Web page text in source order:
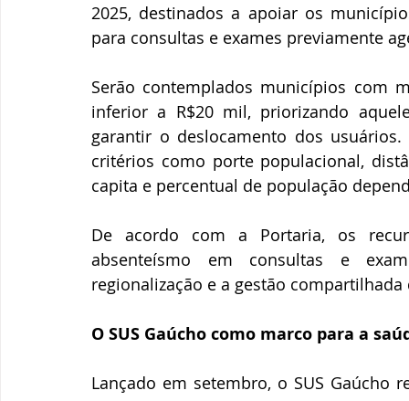
2025, destinados a apoiar os
para consultas e exames previamente
Serão contemplados municípios com
inferior a R$20 mil, priorizando
garantir o deslocamento dos
critérios como porte populacional,
capita e percentual de população
De acordo com a Portaria, os
absenteísmo em consultas e
regionalização e a gestão compartilhada
O SUS Gaúcho como marco para a
Lançado em setembro, o SUS Gaúcho